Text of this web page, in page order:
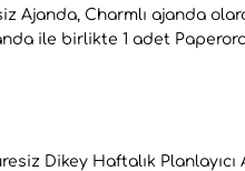
Ajanda, Charmlı ajanda
ile birlikte 1 adet
Dikey Haftalık Planlayıcı